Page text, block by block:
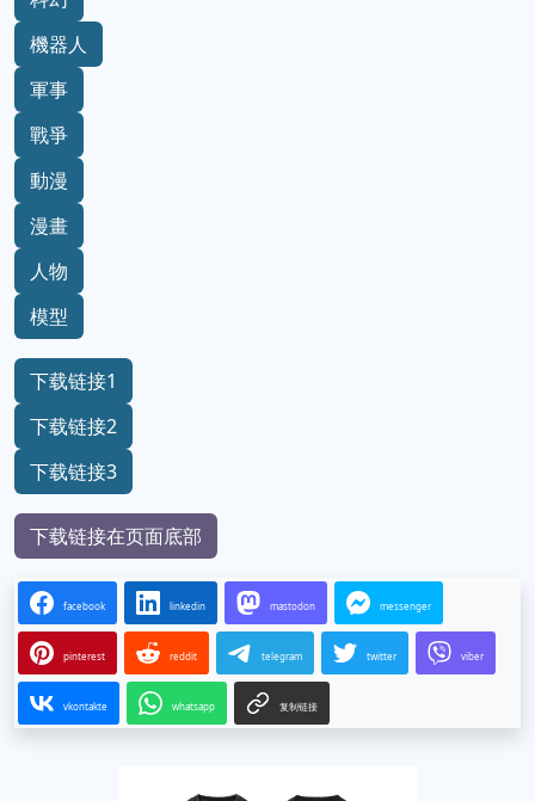
機器人
軍事
戰爭
動漫
漫畫
人物
模型
下载链接1
下载链接2
下载链接3
下载链接在页面底部
facebook linkedin mastodon messenger
pinterest reddit telegram twitter viber
vkontakte whatsapp 复制链接